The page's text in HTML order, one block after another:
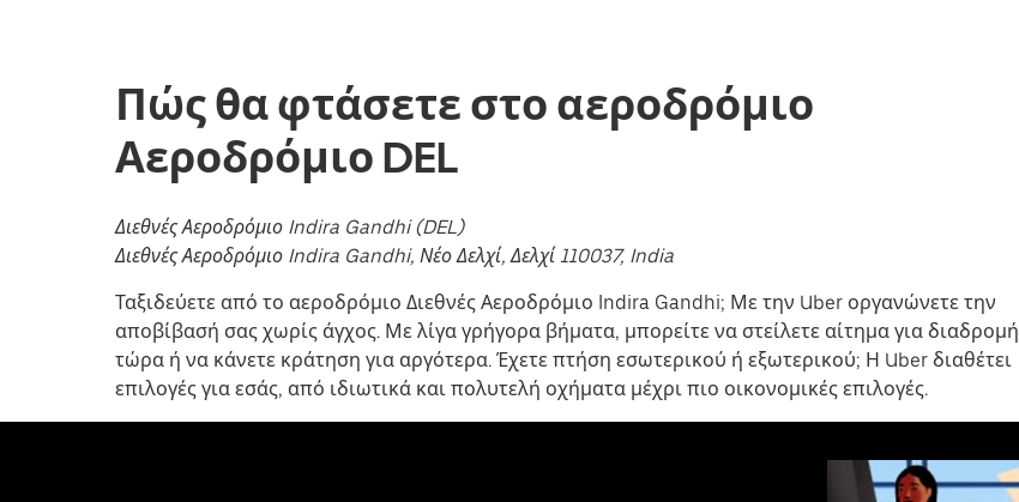
για
να
κλείσετε
το
ημερολόγιο.
Πώς θα φτάσετε στο αεροδρόμιο
Αεροδρόμιο DEL
Διεθνές Αεροδρόμιο Indira Gandhi (DEL)
Διεθνές Αεροδρόμιο Indira Gandhi, Νέο Δελχί, Δελχί 110037, India
Ταξιδεύετε από το αεροδρόμιο Διεθνές Αεροδρόμιο Indira Gandhi; Με την Uber οργανώνετε την
αποβίβασή σας χωρίς άγχος. Με λίγα γρήγορα βήματα, μπορείτε να στείλετε αίτημα για διαδρομή
τώρα ή να κάνετε κράτηση για αργότερα. Έχετε πτήση εσωτερικού ή εξωτερικού; Η Uber διαθέτει
επιλογές για εσάς, από ιδιωτικά και πολυτελή οχήματα μέχρι πιο οικονομικές επιλογές.